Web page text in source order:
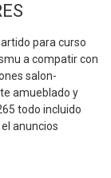
para curso
a compatir con
salon-
amueblado y
todo incluido
anuncios